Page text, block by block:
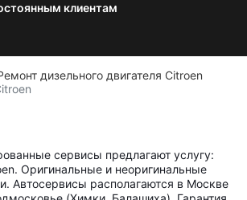
клиентам
дизельного двигателя Citroen
сервисы предлагают услугу:
Оригинальные и неоригинальные
Автосервисы располагаются в Москве